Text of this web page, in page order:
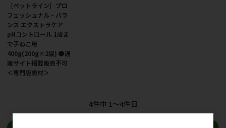
［ペットライン］プロ
フェッショナル・バラ
ンス エクストラケア
pHコントロール 1歳ま
で子ねこ用
400g(200g×2袋) ●通
販サイト掲載販売不可
＜専門店商材＞
4件中 1〜4件目